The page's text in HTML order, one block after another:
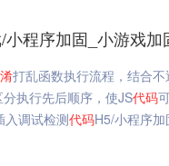
程序加固_小游戏
打乱函数执行流程，结合
执行先后顺序，使JS代码
入调试检测代码H5/小程序